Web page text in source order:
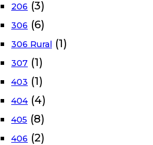
206 (3)
306 (6)
306 Rural (1)
307 (1)
403 (1)
404 (4)
405 (8)
406 (2)